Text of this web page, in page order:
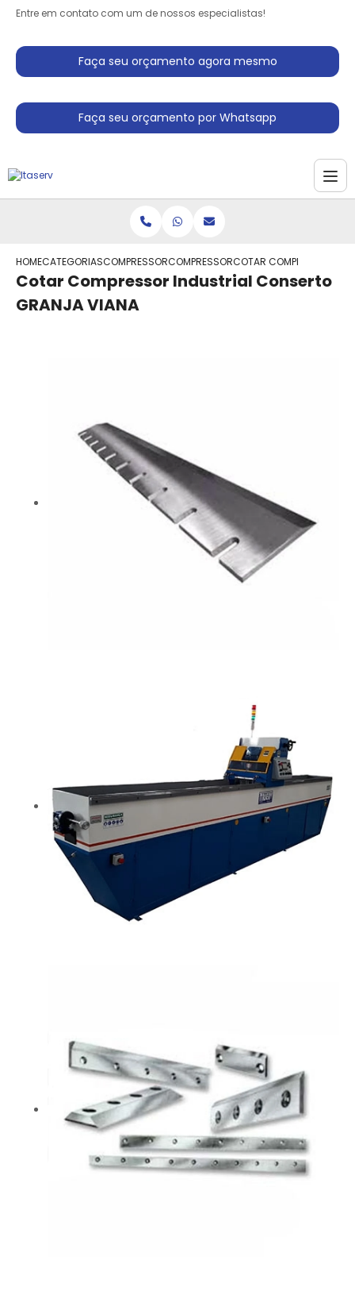
Entre em contato com um de nossos especialistas!
Faça seu orçamento agora mesmo
Faça seu orçamento por Whatsapp
HOMECATEGORIASCOMPRESSORES INDUSTRIAIS
COMPRESSOR AR INDUSTRIAL
COTAR COMPRESSOR
Cotar Compressor Industrial Conserto
GRANJA VIANA